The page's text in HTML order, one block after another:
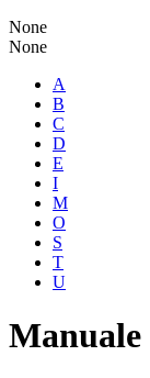
None
None
A
B
C
D
E
I
M
O
S
T
U
Manuale